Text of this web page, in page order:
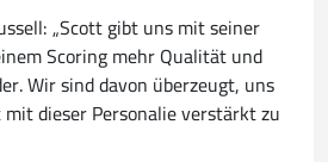
„Scott gibt uns mit seiner
Scoring mehr Qualität und
Wir sind davon überzeugt, uns
dieser Personalie verstärkt zu